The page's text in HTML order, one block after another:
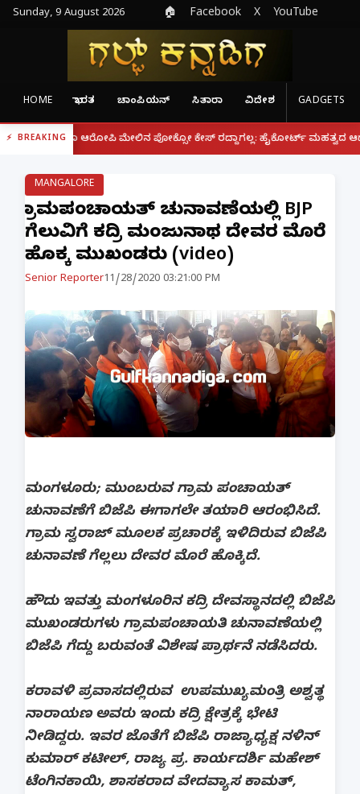
Sunday, 9 August 2026 🏠 Facebook X YouTube
HOME ಭಾರತ ಚಾಂಪಿಯನ್ ಸಿತಾರಾ ವಿದೇಶ GADGETS
BREAKING
ಆರೋಪಿ ಮೇಲಿನ ಪೋಕ್ಸೋ ಕೇಸ್ ರದ್ದಾಗಲ್ಲ: ಹೈಕೋರ್ಟ್ ಮಹತ್ವದ ಆದೇಶ | ಫೋನ್
MANGALORE
ಗ್ರಾಮಪಂಚಾಯತ್ ಚುನಾವಣೆಯಲ್ಲಿ‌ BJP
ಗೆಲುವಿಗೆ ಕದ್ರಿ ಮಂಜುನಾಥ ದೇವರ ಮೊರೆ
ಹೊಕ್ಕ ಮುಖಂಡರು (video)
Senior Reporter11/28/2020 03:21:00 PM
ಮಂಗಳೂರು; ಮುಂಬರುವ ಗ್ರಾಮ ಪಂಚಾಯತ್
ಚುನಾವಣೆಗೆ ಬಿಜೆಪಿ ಈಗಾಗಲೇ ತಯಾರಿ ಆರಂಭಿಸಿದೆ.
ಗ್ರಾಮ ಸ್ವರಾಜ್ ಮೂಲಕ ಪ್ರಚಾರಕ್ಕೆ ಇಳಿದಿರುವ ಬಿಜೆಪಿ
ಚುನಾವಣೆ ಗೆಲ್ಲಲು ದೇವರ ಮೊರೆ ಹೊಕ್ಕಿದೆ.
ಹೌದು ಇವತ್ತು ಮಂಗಳೂರಿನ ಕದ್ರಿ ದೇವಸ್ಥಾನದಲ್ಲಿ ಬಿಜೆಪಿ
ಮುಖಂಡರುಗಳು ಗ್ರಾಮಪಂಚಾಯತಿ ಚುನಾವಣೆಯಲ್ಲಿ
ಬಿಜೆಪಿ ಗೆದ್ದು ಬರುವಂತೆ ವಿಶೇಷ ಪ್ರಾರ್ಥನೆ ನಡೆಸಿದರು.
ಕರಾವಳಿ ಪ್ರವಾಸದಲ್ಲಿರುವ ಉಪಮುಖ್ಯಮಂತ್ರಿ ಅಶ್ವತ್ಥ
ನಾರಾಯಣ ಅವರು ಇಂದು ಕದ್ರಿ ಕ್ಷೇತ್ರಕ್ಕೆ ‌ಭೇಟಿ
ನೀಡಿದ್ದರು. ಇವರ ಜೊತೆಗೆ ಬಿಜೆಪಿ ರಾಜ್ಯಾಧ್ಯಕ್ಷ ನಳಿನ್
ಕುಮಾರ್ ಕಟೀಲ್, ರಾಜ್ಯ ಪ್ರ. ಕಾರ್ಯದರ್ಶಿ ಮಹೇಶ್
ಟೆಂಗಿನಕಾಯಿ, ಶಾಸಕರಾದ ವೇದವ್ಯಾಸ ಕಾಮತ್,